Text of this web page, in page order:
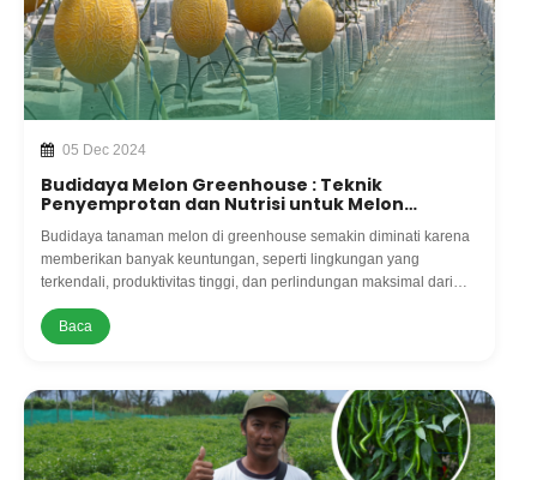
05 Dec 2024
Budidaya Melon Greenhouse : Teknik
Penyemprotan dan Nutrisi untuk Melon
Budidaya tanaman melon di greenhouse semakin diminati karena
memberikan banyak keuntungan, seperti lingkungan yang
terkendali, produktivitas tinggi, dan perlindungan maksimal dari
faktor cuaca maupun hama.
Baca